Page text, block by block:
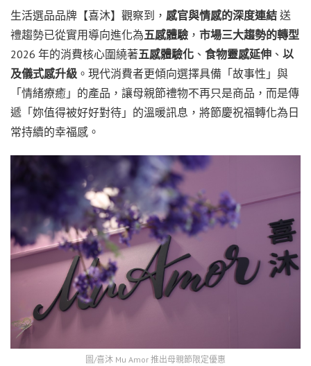
生活選品品牌【喜沐】觀察到， 感官與情感的深度連結 送
禮趨勢已從實用導向進化為五感體驗 ， 市場三大趨勢的轉型
2026 年的消費核心圍繞著五感體驗化 、 食物靈感延伸 、 以
及儀式感升級 。現代消費者更傾向選擇具備「故事性」與
「情緒療癒」的產品，讓母親節禮物不再只是商品，而是傳
遞「妳值得被好好對待」的溫暖訊息，將節慶祝福轉化為日
常持續的幸福感。
圖/喜沐 Mu Amor 推出母親節限定優惠